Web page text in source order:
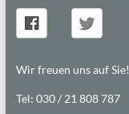
Wir freuen uns auf Sie!
Tel: 030 / 21 808 787